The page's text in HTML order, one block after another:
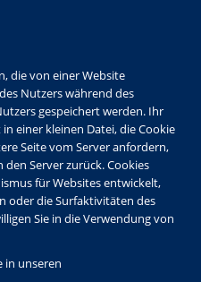
die von einer Website
Nutzers während des
gespeichert werden. Ihr
einer kleinen Datei, die Cookie
Seite vom Server anfordern,
Server zurück. Cookies
für Websites entwickelt,
oder die Surfaktivitäten des
Sie in die Verwendung von
in unseren